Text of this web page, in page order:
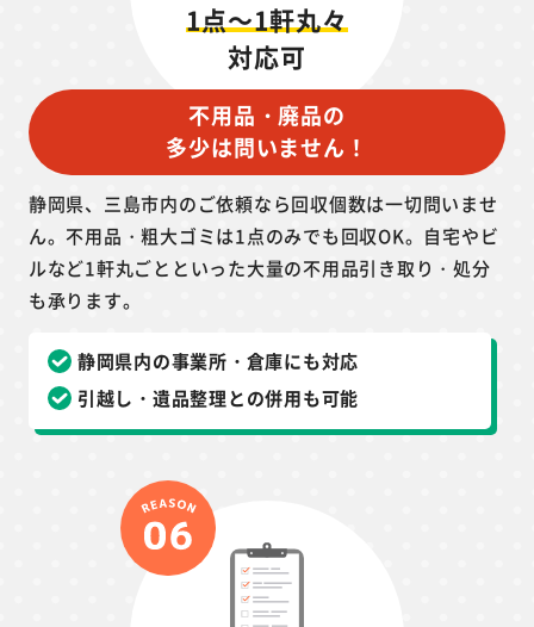
1点～1軒丸々
対応可
不用品・廃品の
多少は問いません！
静岡県、三島市内のご依頼なら回収個数は一切問いませ
ん。不用品・粗大ゴミは1点のみでも回収OK。自宅やビ
ルなど1軒丸ごとといった大量の不用品引き取り・処分
も承ります。
静岡県内の事業所・倉庫にも対応
引越し・遺品整理との併用も可能